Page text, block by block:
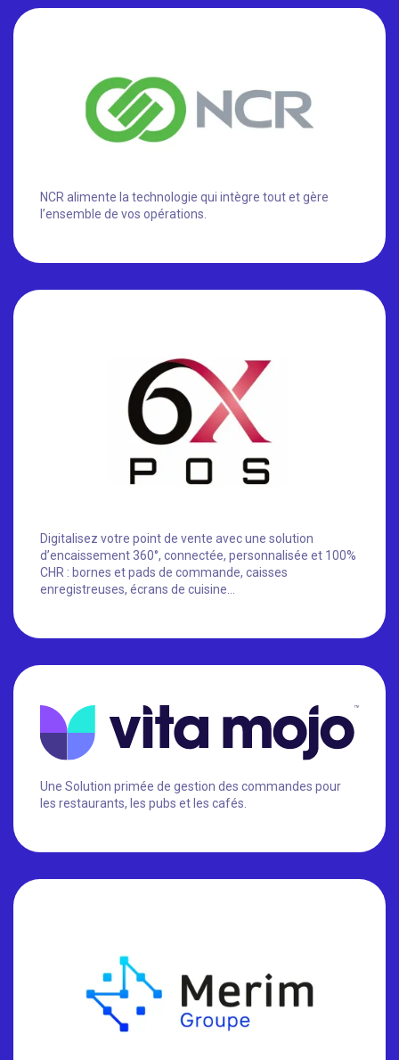
NCR alimente la technologie qui intègre tout et gère
l’ensemble de vos opérations.
Digitalisez votre point de vente avec une solution
d’encaissement 360°, connectée, personnalisée et 100%
CHR : bornes et pads de commande, caisses
enregistreuses, écrans de cuisine…
Une Solution primée de gestion des commandes pour
les restaurants, les pubs et les cafés.